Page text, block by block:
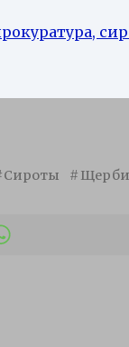
Сироты